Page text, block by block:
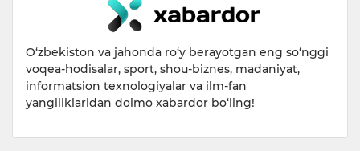
O‘zbekiston va jahonda ro‘y berayotgan eng so‘nggi
voqea-hodisalar, sport, shou-biznes, madaniyat,
informatsion texnologiyalar va ilm-fan
yangiliklaridan doimo xabardor bo‘ling!